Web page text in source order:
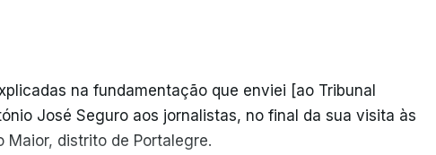
na fundamentação que enviei [ao Tribunal
José Seguro aos jornalistas, no final da sua visita às
Maior, distrito de Portalegre.